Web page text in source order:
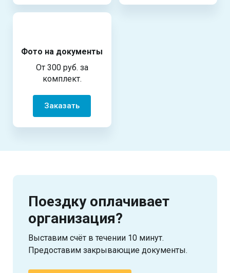
Фото на документы
От 300 руб. за
комплект.
Заказать
Поездку оплачивает
организация?
Выставим счёт в течении 10 минут.
Предоставим закрывающие документы.